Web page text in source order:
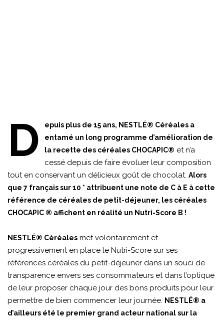
D
epuis plus de 15 ans, NESTLÉ® Céréales a
entamé un long programme d’amélioration de
la recette des céréales CHOCAPIC® et n’a
cessé depuis de faire évoluer leur composition
tout en conservant un délicieux goût de chocolat. Alors
que 7 français sur 10 * attribuent une note de C à E à cette
référence de céréales de petit-déjeuner, les céréales
CHOCAPIC ® affichent en réalité un Nutri-Score B !
NESTLÉ® Céréales met volontairement et
progressivement en place le Nutri-Score sur ses
références céréales du petit-déjeuner dans un souci de
transparence envers ses consommateurs et dans l’optique
de leur proposer chaque jour des bons produits pour leur
permettre de bien commencer leur journée. NESTLÉ® a
d’ailleurs été le premier grand acteur national sur la